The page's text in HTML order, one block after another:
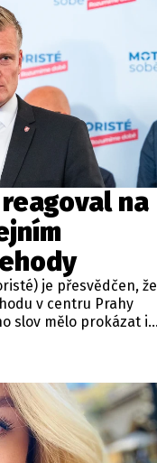
na
je přesvědčen, že
v centru Prahy
slov mělo prokázat i